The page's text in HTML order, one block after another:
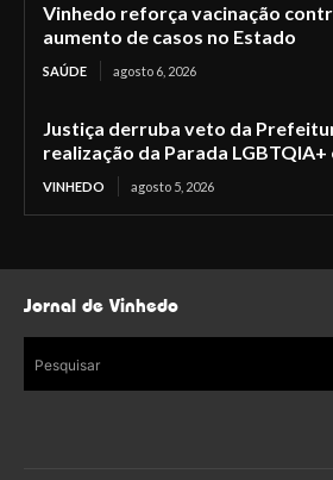
Vinhedo reforça vacinação
aumento de casos no Estado
SAÚDE agosto 6, 2026
Justiça derruba veto da
realização da Parada LGBTQIA+
VINHEDO agosto 5, 2026
Jornal de Vinhedo
Pesquisar